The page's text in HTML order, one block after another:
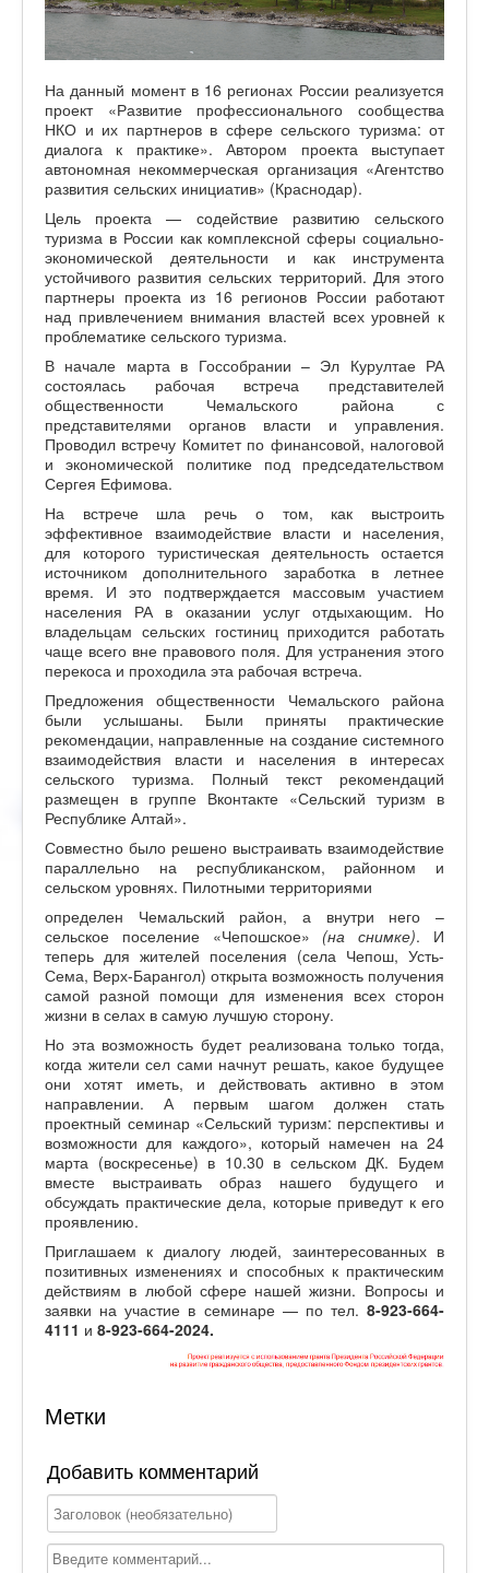
На данный момент в 16 регионах России реализуется
проект «Развитие профессионального сообщества
НКО и их партнеров в сфере сельского туризма: от
диалога к практике». Автором проекта выступает
автономная некоммерческая организация «Агентство
развития сельских инициатив» (Краснодар).
Цель проекта — содействие развитию сельского
туризма в России как комплексной сферы социально-
экономической деятельности и как инструмента
устойчивого развития сельских территорий. Для этого
партнеры проекта из 16 регионов России работают
над привлечением внимания властей всех уровней к
проблематике сельского туризма.
В начале марта в Госсобрании – Эл Курултае РА
состоялась рабочая встреча представителей
общественности Чемальского района с
представителями органов власти и управления.
Проводил встречу Комитет по финансовой, налоговой
и экономической политике под председательством
Сергея Ефимова.
На встрече шла речь о том, как выстроить
эффективное взаимодействие власти и населения,
для которого туристическая деятельность остается
источником дополнительного заработка в летнее
время. И это подтверждается массовым участием
населения РА в оказании услуг отдыхающим. Но
владельцам сельских гостиниц приходится работать
чаще всего вне правового поля. Для устранения этого
перекоса и проходила эта рабочая встреча.
Предложения общественности Чемальского района
были услышаны. Были приняты практические
рекомендации, направленные на создание системного
взаимодействия власти и населения в интересах
сельского туризма. Полный текст рекомендаций
размещен в группе Вконтакте «Сельский туризм в
Республике Алтай».
Совместно было решено выстраивать взаимодействие
параллельно на республиканском, районном и
сельском уровнях. Пилотными территориями
определен Чемальский район, а внутри него –
сельское поселение «Чепошское» (на снимке). И
теперь для жителей поселения (села Чепош, Усть-
Сема, Верх-Барангол) открыта возможность получения
самой разной помощи для изменения всех сторон
жизни в селах в самую лучшую сторону.
Но эта возможность будет реализована только тогда,
когда жители сел сами начнут решать, какое будущее
они хотят иметь, и действовать активно в этом
направлении. А первым шагом должен стать
проектный семинар «Сельский туризм: перспективы и
возможности для каждого», который намечен на 24
марта (воскресенье) в 10.30 в сельском ДК. Будем
вместе выстраивать образ нашего будущего и
обсуждать практические дела, которые приведут к его
проявлению.
Приглашаем к диалогу людей, заинтересованных в
позитивных изменениях и способных к практическим
действиям в любой сфере нашей жизни. Вопросы и
заявки на участие в семинаре — по тел. 8-923-664-
4111 и 8-923-664-2024.
Метки
Добавить комментарий